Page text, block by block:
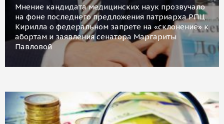
Мнение кандидата медицинских наук прозвучало
на фоне последнего предложения патриарха РПЦ
Кирилла о федеральном запрете на «склонение» к
абортам и заявления сенатора Маргариты
Павловой